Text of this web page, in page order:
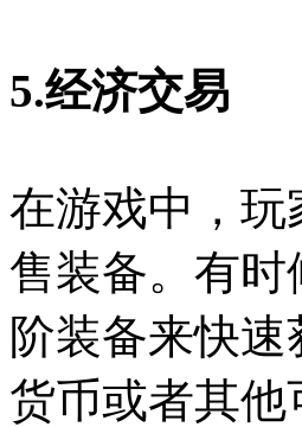
5.经济交易
在游戏中，
售装备。有
阶装备来快
货币或者其